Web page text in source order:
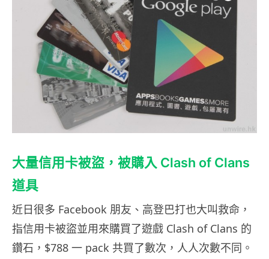
大量信用卡被盜，被購入 Clash of Clans
道具
近日很多 Facebook 朋友、高登巴打也大叫救命，
指信用卡被盜並用來購買了遊戲 Clash of Clans 的
鑽石，$788 一 pack 共買了數次，人人次數不同。